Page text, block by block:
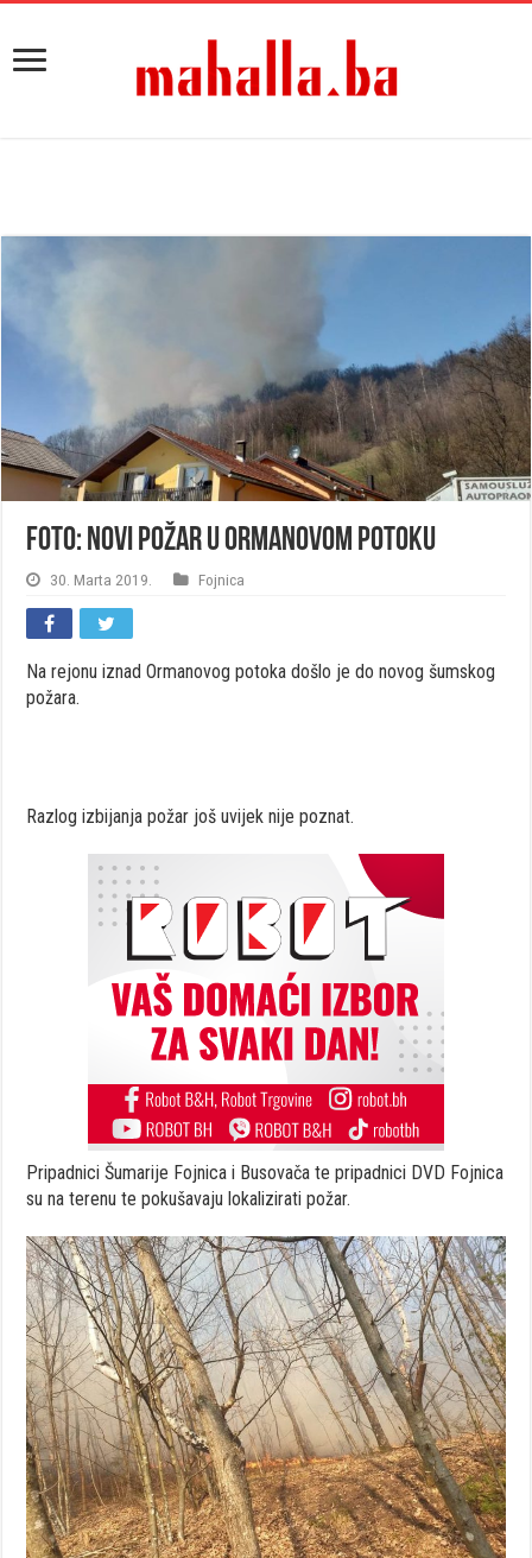
FOTO: Novi požar u Ormanovom potoku
30. Marta 2019. Fojnica
Na rejonu iznad Ormanovog potoka došlo je do novog šumskog
požara.
Razlog izbijanja požar još uvijek nije poznat.
Pripadnici Šumarije Fojnica i Busovača te pripadnici DVD Fojnica
su na terenu te pokušavaju lokalizirati požar.